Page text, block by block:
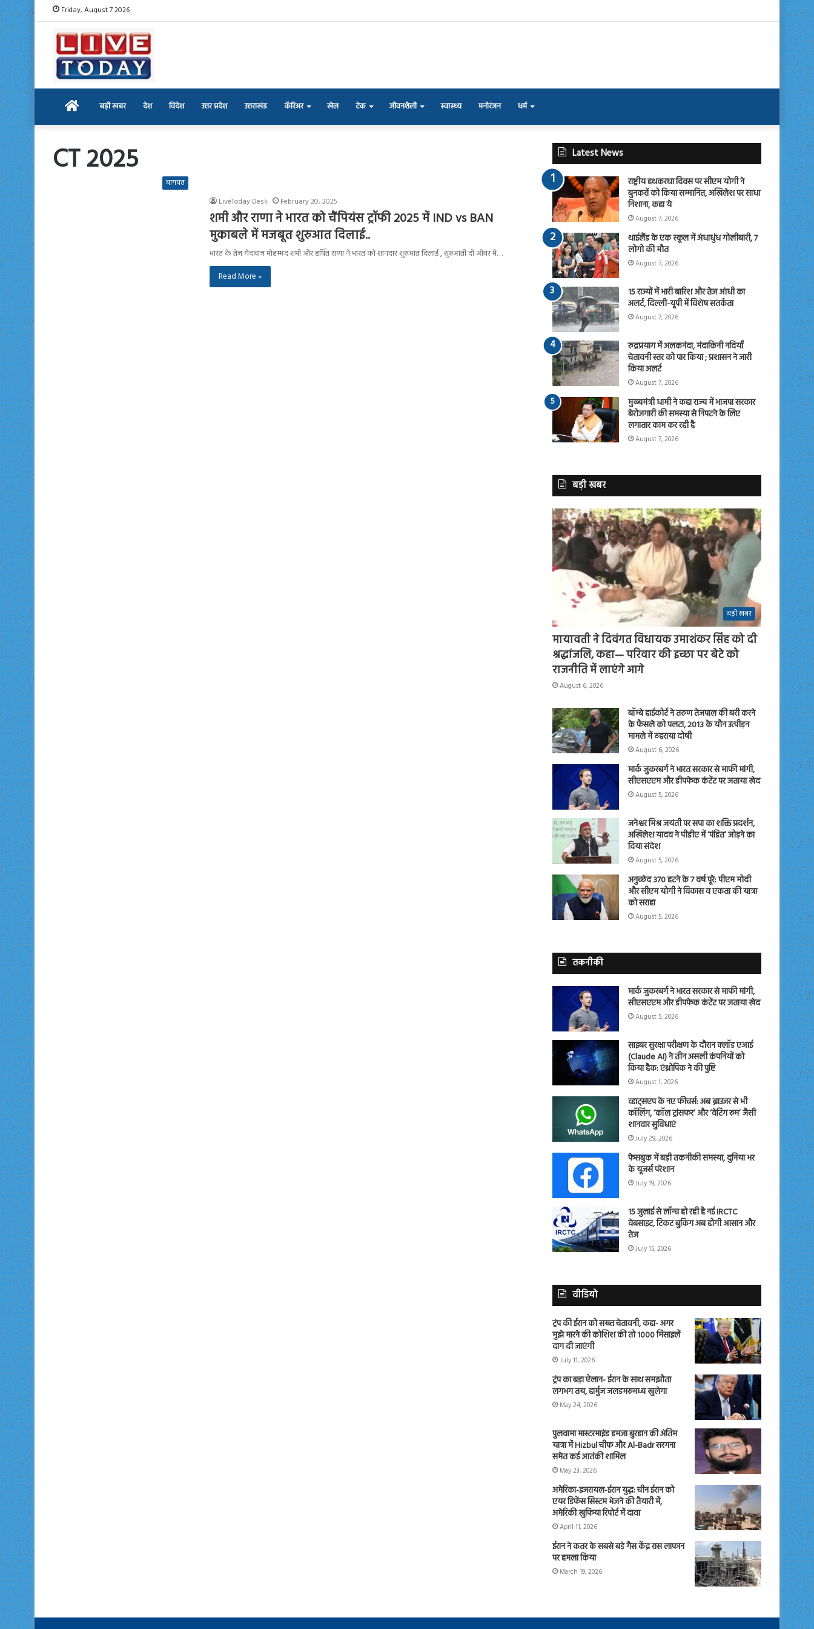
Friday, August 7 2026
Home बड़ी खबर देश विदेश उत्तर प्रदेश उत्तराखंड कॅरिअर खेल टेक जीवनशैली स्वास्थ्य मनोरंजन धर्म
CT 2025
बागपत
LiveToday Desk
February 20, 2025
शमी और राणा ने भारत को चैंपियंस ट्रॉफी 2025 में IND vs BAN
मुकाबले में मजबूत शुरुआत दिलाई..
भारत के तेज गेंदबाज मोहम्मद शमी और हर्षित राणा ने भारत को शानदार शुरुआत दिलाई , शुरुआती दो ओवर में…
Read More »
Latest News
राष्ट्रीय हथकरघा दिवस पर सीएम योगी ने
बुनकरों को किया सम्मानित, अखिलेश पर साधा
निशाना, कहा ये
August 7, 2026
थाईलैंड के एक स्कूल में अंधाधुंध गोलीबारी, 7
लोगो की मौत
August 7, 2026
15 राज्यों में भारी बारिश और तेज आंधी का
अलर्ट, दिल्ली-यूपी में विशेष सतर्कता
August 7, 2026
रुद्रप्रयाग में अलकनंदा, मंदाकिनी नदियाँ
चेतावनी स्तर को पार किया ; प्रशासन ने जारी
किया अलर्ट
August 7, 2026
मुख्यमंत्री धामी ने कहा राज्य में भाजपा सरकार
बेरोजगारी की समस्या से निपटने के लिए
लगातार काम कर रही है
August 7, 2026
बड़ी खबर
बड़ी खबर
मायावती ने दिवंगत विधायक उमाशंकर सिंह को दी
श्रद्धांजलि, कहा— परिवार की इच्छा पर बेटे को
राजनीति में लाएंगे आगे
August 6, 2026
बॉम्बे हाईकोर्ट ने तरुण तेजपाल की बरी करने
के फैसले को पलटा, 2013 के यौन उत्पीड़न
मामले में ठहराया दोषी
August 6, 2026
मार्क जुकरबर्ग ने भारत सरकार से माफी मांगी,
सीएसएएम और डीपफेक कंटेंट पर जताया खेद
August 5, 2026
जनेश्वर मिश्र जयंती पर सपा का शक्ति प्रदर्शन,
अखिलेश यादव ने पीडीए में ‘पंडित’ जोड़ने का
दिया संदेश
August 5, 2026
अनुच्छेद 370 हटने के 7 वर्ष पूरे: पीएम मोदी
और सीएम योगी ने विकास व एकता की यात्रा
को सराहा
August 5, 2026
तकनीकी
मार्क जुकरबर्ग ने भारत सरकार से माफी मांगी,
सीएसएएम और डीपफेक कंटेंट पर जताया खेद
August 5, 2026
साइबर सुरक्षा परीक्षण के दौरान क्लॉड एआई
(Claude AI) ने तीन असली कंपनियों को
किया हैक: एंथ्रोपिक ने की पुष्टि
August 1, 2026
व्हाट्सएप के नए फीचर्स: अब ब्राउजर से भी
कॉलिंग, ‘कॉल ट्रांसफर’ और ‘वेटिंग रूम’ जैसी
शानदार सुविधाएं
July 29, 2026
फेसबुक में बड़ी तकनीकी समस्या, दुनिया भर
के यूजर्स परेशान
July 19, 2026
15 जुलाई से लॉन्च हो रही है नई IRCTC
वेबसाइट, टिकट बुकिंग अब होगी आसान और
तेज
July 15, 2026
वीडियो
ट्रंप की ईरान को सख्त चेतावनी, कहा- अगर
मुझे मारने की कोशिश की तो 1000 मिसाइलें
दाग दी जाएंगी
July 11, 2026
ट्रंप का बड़ा ऐलान- ईरान के साथ समझौता
लगभग तय, हार्मुज जलडमरूमध्य खुलेगा
May 24, 2026
पुलवामा मास्टरमाइंड हमजा बुरहान की अंतिम
यात्रा में Hizbul चीफ और Al-Badr सरगना
समेत कई आतंकी शामिल
May 23, 2026
अमेरिका-इजरायल-ईरान युद्ध: चीन ईरान को
एयर डिफेंस सिस्टम भेजने की तैयारी में,
अमेरिकी खुफिया रिपोर्ट में दावा
April 11, 2026
ईरान ने कतर के सबसे बड़े गैस केंद्र रास लाफान
पर हमला किया
March 19, 2026